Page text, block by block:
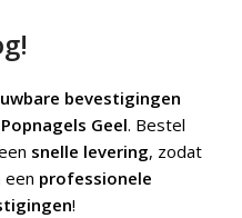
bevestigingen
Geel. Bestel
snelle levering, zodat
een professionele
!